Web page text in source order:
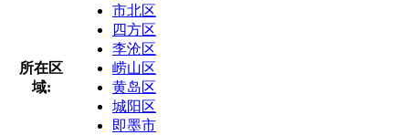
所在区
域:
市北区
四方区
李沧区
崂山区
黄岛区
城阳区
即墨市